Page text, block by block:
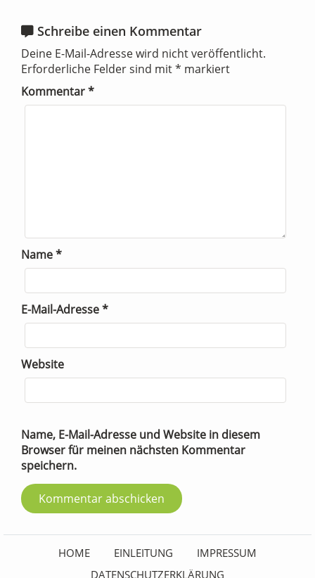
Schreibe einen Kommentar
Deine E-Mail-Adresse wird nicht veröffentlicht.
Erforderliche Felder sind mit* markiert
Kommentar*
Name*
E-Mail-Adresse*
Website
Name, E-Mail-Adresse und Website in diesem
Browser für meinen nächsten Kommentar
speichern.
HOME EINLEITUNG
IMPRESSUM
DATENSCHUTZERKLÄRUNG